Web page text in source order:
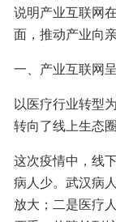
说明产业互联网
面，推动产业向
一、产业互联网
以医疗行业转型
转向了线上生态圈
这次疫情中，线
病人少。武汉病
放大；二是医疗